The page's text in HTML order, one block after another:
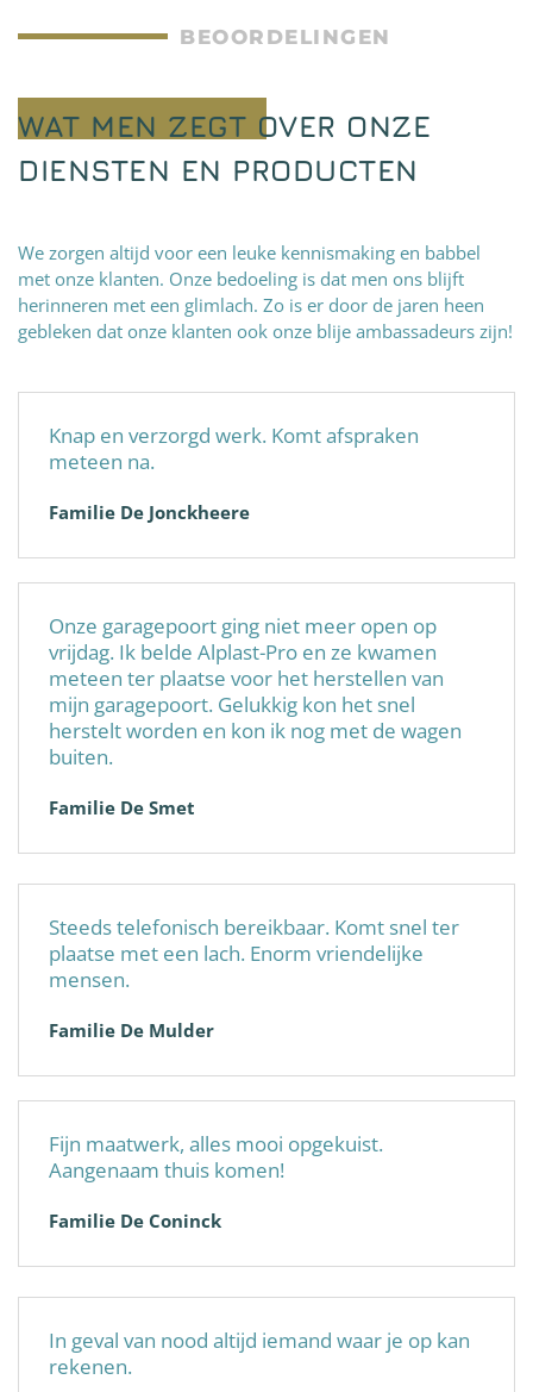
BEOORDELINGEN
WAT MEN ZEGT OVER ONZE
DIENSTEN EN PRODUCTEN
We zorgen altijd voor een leuke kennismaking en babbel
met onze klanten. Onze bedoeling is dat men ons blijft
herinneren met een glimlach. Zo is er door de jaren heen
gebleken dat onze klanten ook onze blije ambassadeurs zijn!
Knap en verzorgd werk. Komt afspraken
meteen na.
Familie De Jonckheere
Onze garagepoort ging niet meer open op
vrijdag. Ik belde Alplast-Pro en ze kwamen
meteen ter plaatse voor het herstellen van
mijn garagepoort. Gelukkig kon het snel
herstelt worden en kon ik nog met de wagen
buiten.
Familie De Smet
Steeds telefonisch bereikbaar. Komt snel ter
plaatse met een lach. Enorm vriendelijke
mensen.
Familie De Mulder
Fijn maatwerk, alles mooi opgekuist.
Aangenaam thuis komen!
Familie De Coninck
In geval van nood altijd iemand waar je op kan
rekenen.